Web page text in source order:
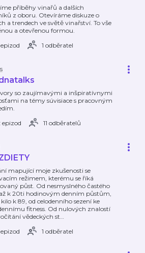
příběhy vinařů a dalších
z oboru. Otevíráme diskuze o
a trendech ve světě vinařství. To vše
a otevřenou formou.
epizod
1 odběratel
so zaujímavými a inšpiratívnymi
na témy súvisiace s pracovným
epizod
11 odběratelů
mapující moje zkušenosti se
režimem, kterému se říká
půst. Od nesmyslného častého
k 20ti hodinovým denním půstům,
kilo k 89, od celodenního sezení ke
fitness. Od nulových znalostí
vědeckých st…
1 odběratel